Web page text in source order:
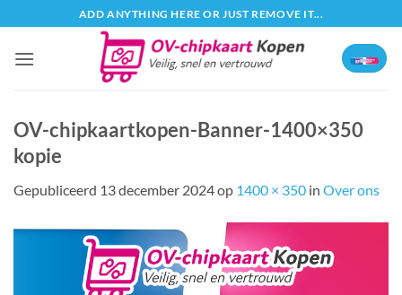
naar
inhoud
ADD ANYTHING HERE OR JUST REMOVE IT...
OV-chipkaartkopen-Banner-1400×350
kopie
Gepubliceerd 13 december 2024op 1400 × 350 in Over ons